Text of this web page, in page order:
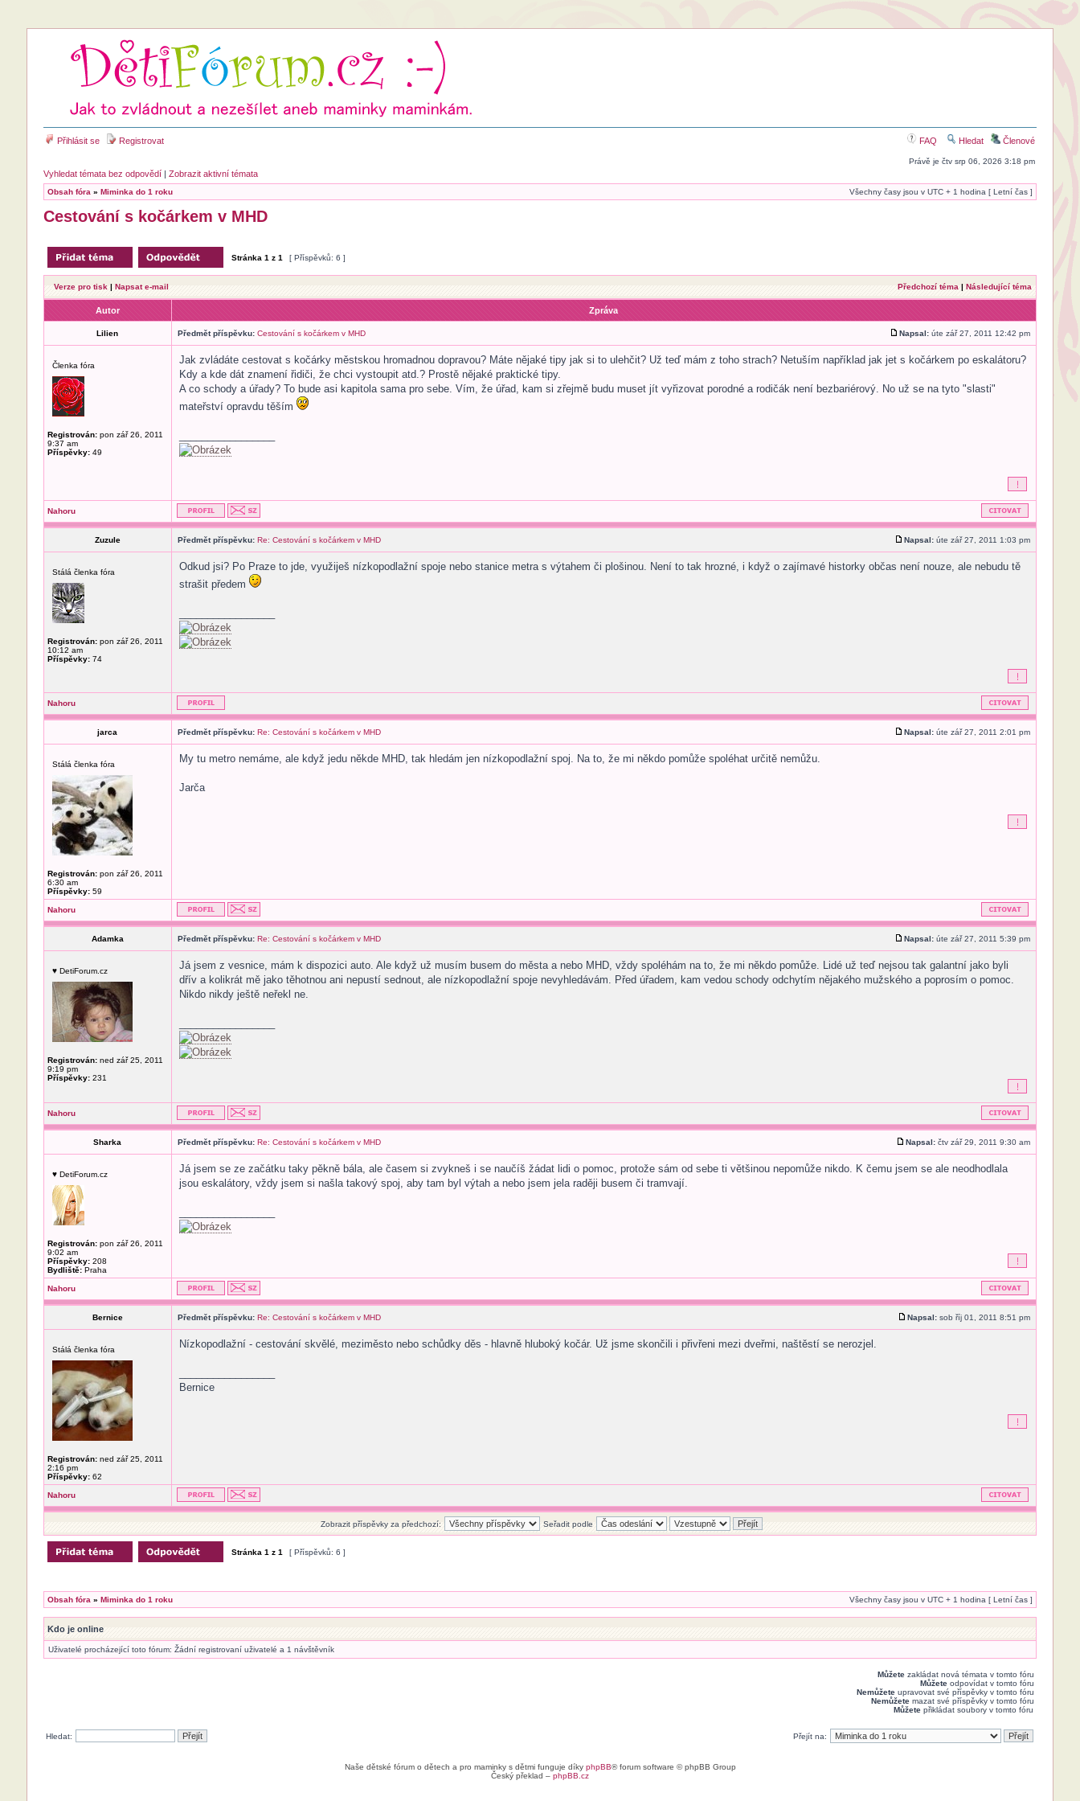
Přihlásit se Registrovat FAQ Hledat Členové
Právě je čtv srp 06, 2026 3:18 pm
Vyhledat témata bez odpovědí| Zobrazit aktivní témata
Obsah fóra » Miminka do 1 roku Všechny časy jsou v UTC + 1 hodina [ Letní čas ]
Cestování s kočárkem v MHD
Stránka 1 z 1 [ Příspěvků: 6 ]
Verze pro tisk | Napsat e-mail Předchozí téma | Následující téma
Autor Zpráva
Lilien Předmět příspěvku: Cestování s kočárkem v MHD Napsal:úte zář 27, 2011 12:42 pm
Členka fóra
Registrován:pon zář 26, 2011
9:37 am
Příspěvky:49
Jak zvládáte cestovat s kočárky městskou hromadnou dopravou? Máte nějaké tipy jak si to ulehčit? Už teď mám z toho strach? Netuším například jak jet s kočárkem po eskalátoru?
Kdy a kde dát znamení řidiči, že chci vystoupit atd.? Prostě nějaké praktické tipy.
A co schody a úřady? To bude asi kapitola sama pro sebe. Vím, že úřad, kam si zřejmě budu muset jít vyřizovat porodné a rodičák není bezbariérový. No už se na tyto "slasti"
mateřství opravdu těším
Nahoru
Zuzule Předmět příspěvku: Re: Cestování s kočárkem v MHD Napsal:úte zář 27, 2011 1:03 pm
Stálá členka fóra
Registrován:pon zář 26, 2011
10:12 am
Příspěvky:74
Odkud jsi? Po Praze to jde, využiješ nízkopodlažní spoje nebo stanice metra s výtahem či plošinou. Není to tak hrozné, i když o zajímavé historky občas není nouze, ale nebudu tě
strašit předem
Nahoru
jarca Předmět příspěvku: Re: Cestování s kočárkem v MHD Napsal:úte zář 27, 2011 2:01 pm
Stálá členka fóra
Registrován:pon zář 26, 2011
6:30 am
Příspěvky:59
My tu metro nemáme, ale když jedu někde MHD, tak hledám jen nízkopodlažní spoj. Na to, že mi někdo pomůže spoléhat určitě nemůžu.
Jarča
Nahoru
Adamka Předmět příspěvku: Re: Cestování s kočárkem v MHD Napsal:úte zář 27, 2011 5:39 pm
♥ DetiForum.cz
Registrován:ned zář 25, 2011
9:19 pm
Příspěvky:231
Já jsem z vesnice, mám k dispozici auto. Ale když už musím busem do města a nebo MHD, vždy spoléhám na to, že mi někdo pomůže. Lidé už teď nejsou tak galantní jako byli
dřív a kolikrát mě jako těhotnou ani nepustí sednout, ale nízkopodlažní spoje nevyhledávám. Před úřadem, kam vedou schody odchytím nějakého mužského a poprosím o pomoc.
Nikdo nikdy ještě neřekl ne.
Nahoru
Sharka Předmět příspěvku: Re: Cestování s kočárkem v MHD Napsal:čtv zář 29, 2011 9:30 am
♥ DetiForum.cz
Registrován:pon zář 26, 2011
9:02 am
Příspěvky:208
Bydliště:Praha
Já jsem se ze začátku taky pěkně bála, ale časem si zvykneš i se naučíš žádat lidi o pomoc, protože sám od sebe ti většinou nepomůže nikdo. K čemu jsem se ale neodhodlala
jsou eskalátory, vždy jsem si našla takový spoj, aby tam byl výtah a nebo jsem jela raději busem či tramvají.
Nahoru
Bernice Předmět příspěvku: Re: Cestování s kočárkem v MHD Napsal:sob říj 01, 2011 8:51 pm
Stálá členka fóra
Registrován:ned zář 25, 2011
2:16 pm
Příspěvky:62
Nízkopodlažní - cestování skvělé, meziměsto nebo schůdky děs - hlavně hluboký kočár. Už jsme skončili i přivřeni mezi dveřmi, naštěstí se nerozjel.
Bernice
Nahoru
Zobrazit příspěvky za předchozí: Seřadit podle
Stránka 1 z 1 [ Příspěvků: 6 ]
Obsah fóra » Miminka do 1 roku Všechny časy jsou v UTC + 1 hodina [ Letní čas ]
Kdo je online
Uživatelé procházející toto fórum: Žádní registrovaní uživatelé a 1 návštěvník
Můžetezakládat nová témata v tomto fóru
Můžeteodpovídat v tomto fóru
Nemůžeteupravovat své příspěvky v tomto fóru
Nemůžetemazat své příspěvky v tomto fóru
Můžetepřikládat soubory v tomto fóru
Hledat: Přejít na:
Naše dětské fórum o dětech a pro maminky s dětmi funguje díky phpBB® forum software © phpBB Group
Český překlad – phpBB.cz